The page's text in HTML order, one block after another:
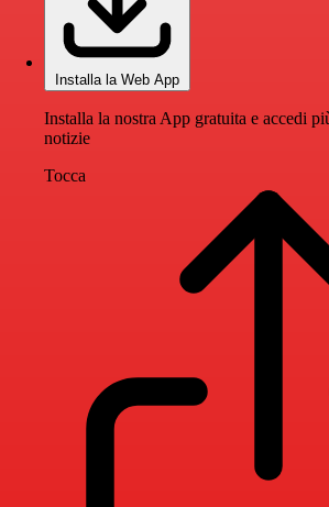
Installa la Web App
Installa la nostra App gratuita e accedi
notizie
Tocca